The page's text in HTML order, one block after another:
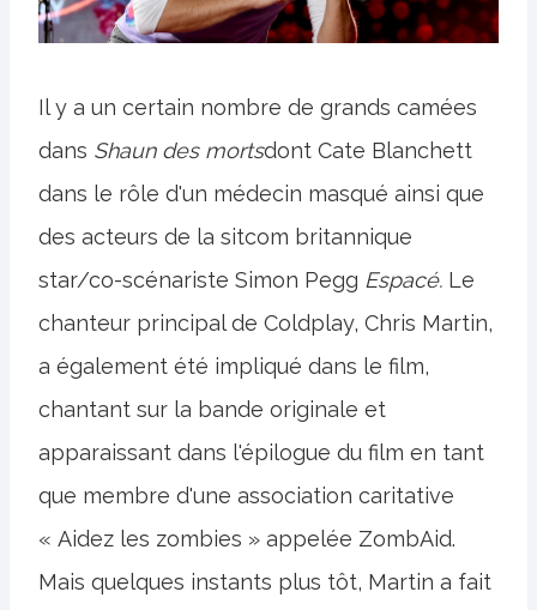
Il y a un certain nombre de grands camées
dans Shaun des mortsdont Cate Blanchett
dans le rôle d'un médecin masqué ainsi que
des acteurs de la sitcom britannique
star/co-scénariste Simon Pegg Espacé. Le
chanteur principal de Coldplay, Chris Martin,
a également été impliqué dans le film,
chantant sur la bande originale et
apparaissant dans l'épilogue du film en tant
que membre d'une association caritative
« Aidez les zombies » appelée ZombAid.
Mais quelques instants plus tôt, Martin a fait